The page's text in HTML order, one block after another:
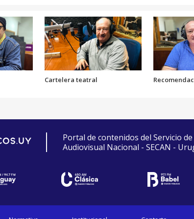
Cartelera teatral
Portal de contenidos del Servicio
Audiovisual Nacional - SECAN -